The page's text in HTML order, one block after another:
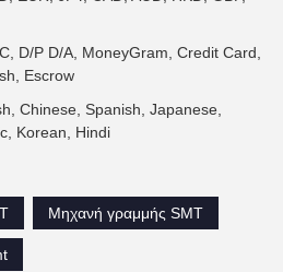
D/P D/A, MoneyGram, Credit Card,
Escrow
Chinese, Spanish, Japanese,
Korean, Hindi
Μηχανή γραμμής SMT